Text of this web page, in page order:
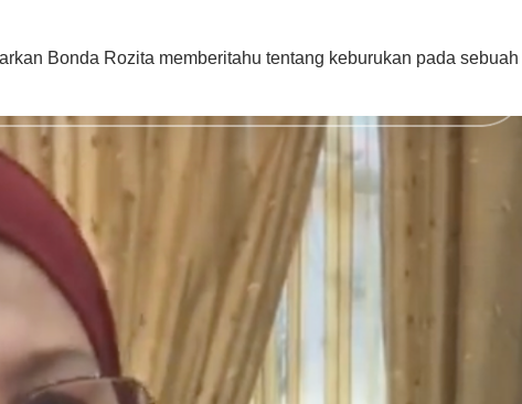
Bonda Rozita memberitahu tentang keburukan pada sebuah